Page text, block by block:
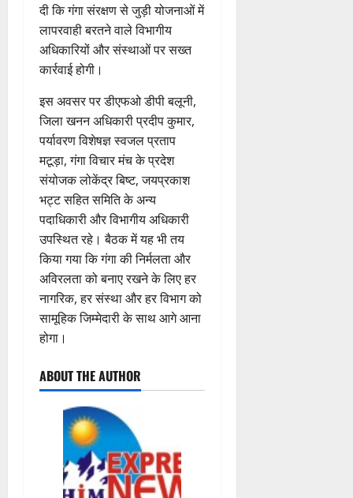
दी कि गंगा संरक्षण से जुड़ी योजनाओं में
लापरवाही बरतने वाले विभागीय
अधिकारियों और संस्थाओं पर सख्त
कार्रवाई होगी।
इस अवसर पर डीएफओ डीपी बलूनी,
जिला खनन अधिकारी प्रदीप कुमार,
पर्यावरण विशेषज्ञ स्वजल प्रताप
मटूड़ा, गंगा विचार मंच के प्रदेश
संयोजक लोकेंद्र बिष्ट, जयप्रकाश
भट्ट सहित समिति के अन्य
पदाधिकारी और विभागीय अधिकारी
उपस्थित रहे। बैठक में यह भी तय
किया गया कि गंगा की निर्मलता और
अविरलता को बनाए रखने के लिए हर
नागरिक, हर संस्था और हर विभाग को
सामूहिक जिम्मेदारी के साथ आगे आना
होगा।
ABOUT THE AUTHOR